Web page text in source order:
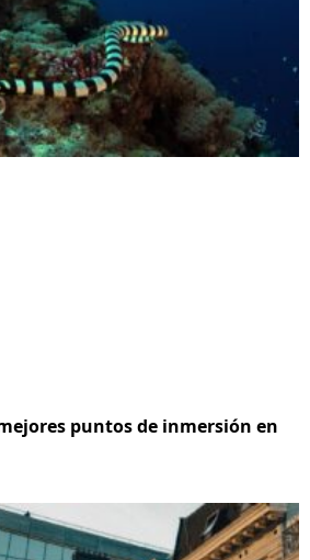
puntos de inmersión en